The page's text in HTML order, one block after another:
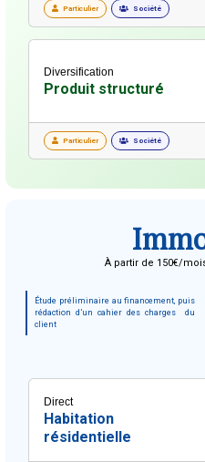
Particulier Société
Diversification
Produit structuré
Particulier Société
À partir de 150€/
Étude préliminaire au financement, puis
rédaction d’un cahier des charges du
client
Direct
Habitation
résidentielle